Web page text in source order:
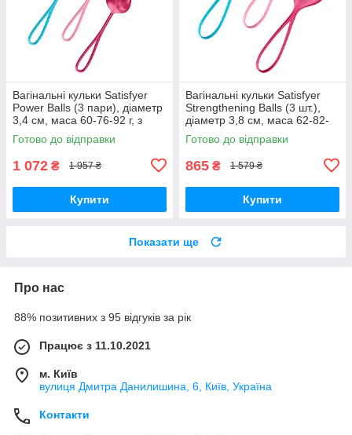
Вагінальні кульки Satisfyer
Power Balls (3 пари), діаметр
3,4 см, маса 60-76-92 г, з
кулькою всередині Вібратори
мастурбатори
Готово до відправки
1 072 ₴ 1 957 ₴
Купити
Вагінальні кульки Satisfyer
Strengthening Balls (3 шт.),
діаметр 3,8 см, маса 62-82-
98г, монолітні Вібратори
мастурбатори
Готово до відправки
865 ₴ 1 579 ₴
Купити
Показати ще
Про нас
88% позитивних з 95 відгуків за рік
Працює з 11.10.2021
м. Київ
вулиця Дмитра Данилишина, 6, Київ, Україна
Контакти